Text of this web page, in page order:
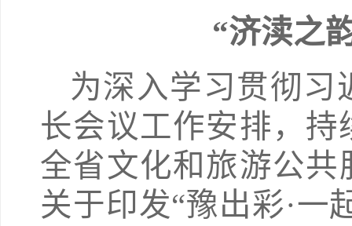
“济渎之
为深入学习贯彻习
长会议工作安排，持
全省文化和旅游公
关于印发“豫出彩·一